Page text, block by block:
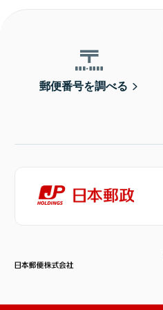
郵便番号を調べる